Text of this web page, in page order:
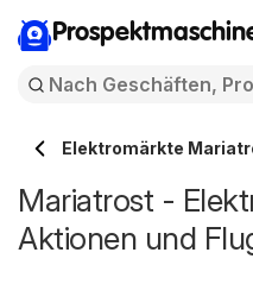
Elektromärkte
Mariatrost -
Aktionen und